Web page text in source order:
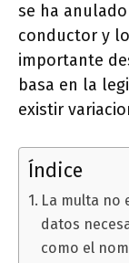
se ha
conductor y
importante
basa en la
existir
Índice
La multa no
datos
como el